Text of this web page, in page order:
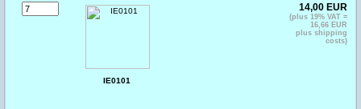
IE0101
14,00 EUR
(plus 19% VAT =
16,66 EUR
plus shipping
costs)